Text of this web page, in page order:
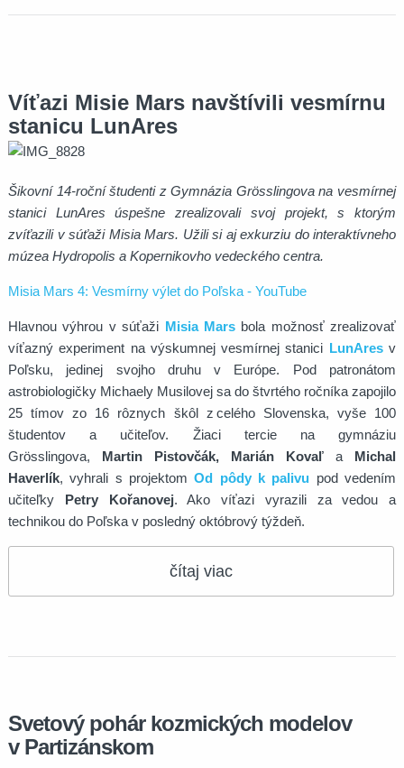
Víťazi Misie Mars navštívili vesmírnu
stanicu LunAres
Šikovní 14-roční študenti z Gymnázia Grösslingova na vesmírnej
stanici LunAres úspešne zrealizovali svoj projekt, s ktorým
zvíťazili v súťaži Misia Mars. Užili si aj exkurziu do interaktívneho
múzea Hydropolis a Kopernikovho vedeckého centra.
Misia Mars 4: Vesmírny výlet do Poľska - YouTube
Hlavnou výhrou v súťaži Misia Marsbola možnosť zrealizovať
víťazný experiment na výskumnej vesmírnej stanici LunAresv
Poľsku, jedinej svojho druhu v Európe. Pod patronátom
astrobiologičky Michaely Musilovej sa do štvrtého ročníka zapojilo
25 tímov zo 16 rôznych škôl z celého Slovenska, vyše 100
študentov a učiteľov. Žiaci tercie na gymnáziu
Grösslingova, Martin Pistovčák, Marián Kovaľ a Michal
Haverlík, vyhrali s projektomOd pôdy k palivu pod vedením
učiteľky Petry Kořanovej. Ako víťazi vyrazili za vedou a
technikou do Poľska v posledný októbrový týždeň.
čítaj viac
Svetový pohár kozmických modelov
v Partizánskom